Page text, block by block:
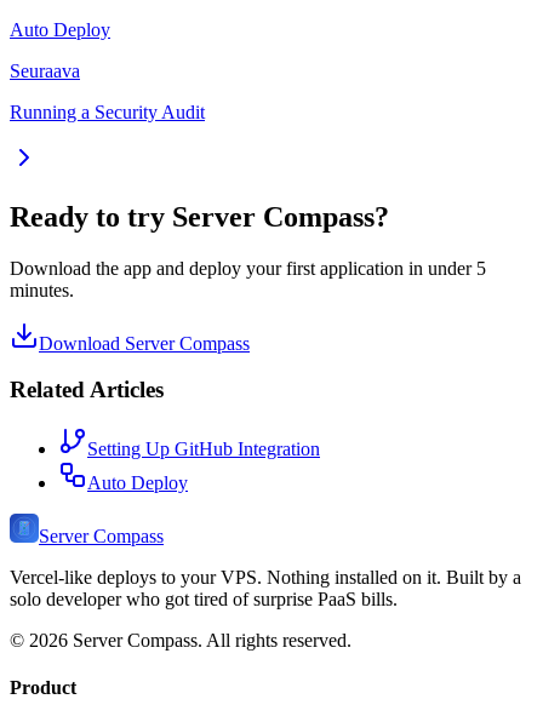
Auto Deploy
Seuraava
Running a Security Audit
Ready to try Server Compass?
Download the app and deploy your first application in under 5
minutes.
Download Server Compass
Related Articles
Setting Up GitHub Integration
Auto Deploy
Server Compass
Vercel-like deploys to your VPS. Nothing installed on it. Built by a
solo developer who got tired of surprise PaaS bills.
© 2026 Server Compass. All rights reserved.
Product